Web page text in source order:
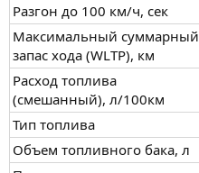
Разгон до 100 км/ч, сек
Максимальный суммарный
запас хода (WLTP), км
Расход топлива
(смешанный), л/100км
Тип топлива
Объем топливного бака, л